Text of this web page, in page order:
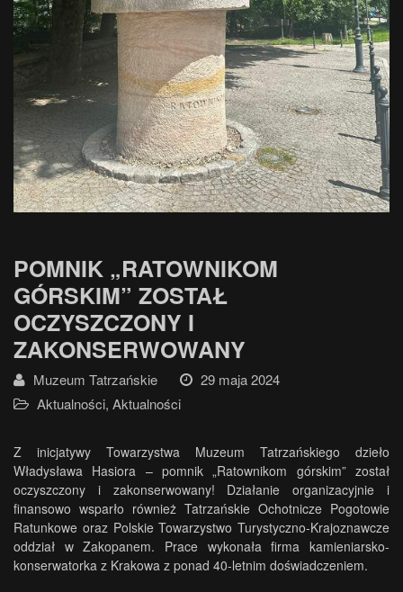
POMNIK „RATOWNIKOM
GÓRSKIM” ZOSTAŁ
OCZYSZCZONY I
ZAKONSERWOWANY
Muzeum Tatrzańskie
29 maja 2024
Aktualności, Aktualności
Z inicjatywy Towarzystwa Muzeum Tatrzańskiego dzieło
Władysława Hasiora – pomnik „Ratownikom górskim” został
oczyszczony i zakonserwowany! Działanie organizacyjnie i
finansowo wsparło również Tatrzańskie Ochotnicze Pogotowie
Ratunkowe oraz Polskie Towarzystwo Turystyczno-Krajoznawcze
oddział w Zakopanem. Prace wykonała firma kamieniarsko-
konserwatorka z Krakowa z ponad 40-letnim doświadczeniem.